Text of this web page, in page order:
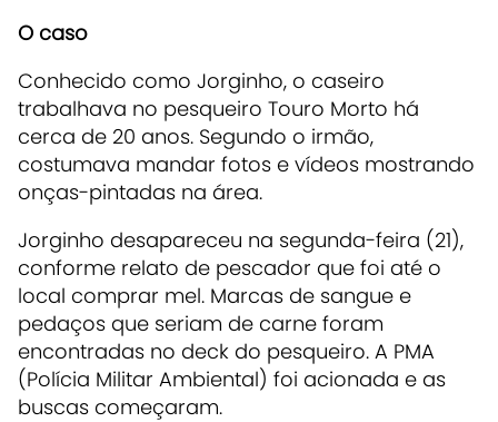
O caso
Conhecido como Jorginho, o caseiro
trabalhava no pesqueiro Touro Morto há
cerca de 20 anos. Segundo o irmão,
costumava mandar fotos e vídeos mostrando
onças-pintadas na área.
Jorginho desapareceu na segunda-feira (21),
conforme relato de pescador que foi até o
local comprar mel. Marcas de sangue e
pedaços que seriam de carne foram
encontradas no deck do pesqueiro. A PMA
(Polícia Militar Ambiental) foi acionada e as
buscas começaram.